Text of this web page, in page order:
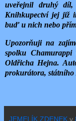
uveřejnil druhý
Knihkupectví jej již
buď u nich nebo
Upozorňuji na
spolku Chamurappi
Oldřicha Hejna.
prokurátora, státního
JEMELÍK ZDENEK v